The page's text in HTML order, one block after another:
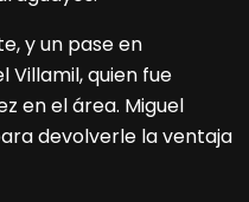
y un pase en
Villamil, quien fue
en el área. Miguel
devolverle la ventaja